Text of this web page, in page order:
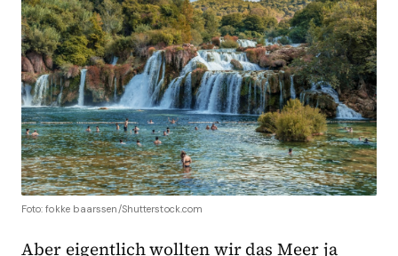
Foto: fokke baarssen/Shutterstock.com
Aber eigentlich wollten wir das Meer ja